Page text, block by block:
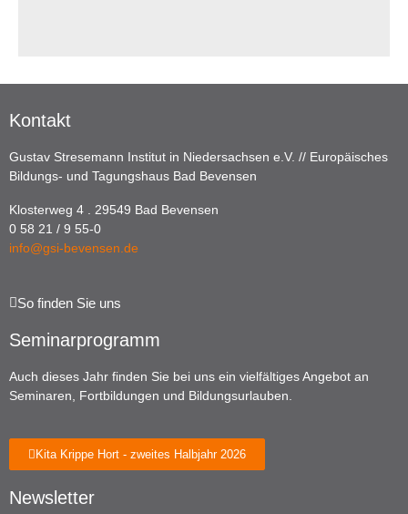
Kontakt
Gustav Stresemann Institut in Niedersachsen e.V. // Europäisches
Bildungs- und Tagungshaus Bad Bevensen
Klosterweg 4 . 29549 Bad Bevensen
0 58 21 / 9 55-0
info@gsi-bevensen.de
So finden Sie uns
Seminarprogramm
Auch dieses Jahr finden Sie bei uns ein vielfältiges Angebot an
Seminaren, Fortbildungen und Bildungsurlauben.
Kita Krippe Hort - zweites Halbjahr 2026
Newsletter